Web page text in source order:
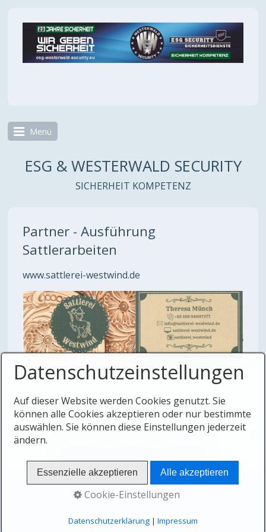
Menü
ESG & WESTERWALD SECURITY
SICHERHEIT KOMPETENZ
Partner - Ausführung
Sattlerarbeiten
www.sattlerei-westwind.de
© 2026 ESG & WESTERWALD SECURITY
Datenschutzeinstellungen
Auf dieser Website werden Cookies genutzt. Sie
können alle Cookies akzeptieren oder nur bestimmte
auswählen. Sie können diese Einstellungen jederzeit
ändern.
Essenzielle akzeptieren Alle akzeptieren
Cookie-Einstellungen
Datenschutzerklärung| Impressum